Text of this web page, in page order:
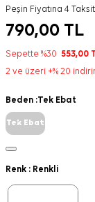
Peşin Fiyatına 4
790,00 TL
Sepette %30 553,00
2 ve üzeri +% 20
Beden :Tek Ebat
Tek Ebat
Renk : Renkli